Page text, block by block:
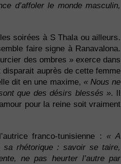
d’affoler le monde masculin,
soirées à S Thala ou ailleurs.
faire signe à Ranavalona.
des ombres » exerce dans
auprès de cette femme
dit en une maxime, « Nous ne
que des désirs blessés ». Il
pour la reine soit vraiment
franco-tunisienne :« A
sa rhétorique : savoir se taire,
ne pas heurter l’autre par